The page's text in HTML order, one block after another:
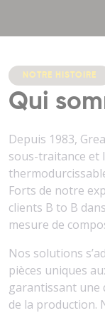
NOTRE HISTOIRE
Qui
Depuis 1983,
sous-traitance et
Forts de notre
clients B to B
mesure de
Nos solutions
pièces uniques
garantissant une
de la production.